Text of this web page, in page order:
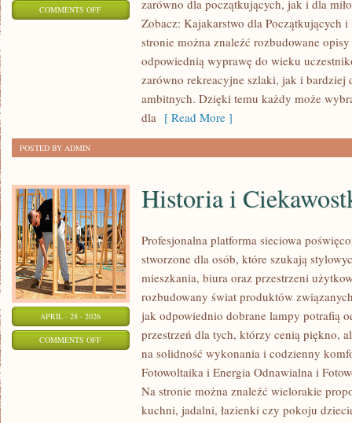
COMMENTS OFFON
EKOPODRÓŻE
zarówno dla początkujących, jak i dla
Zobacz: Kajakarstwo dla Początkujących
stronie można znaleźć rozbudowane
odpowiednią wyprawę do wieku
zarówno rekreacyjne szlaki, jak i bardziej
ambitnych. Dzięki temu każdy może
dla [ Read More ]
POSTED BY ADMIN
APRIL - 28 - 2026
COMMENTS OFFON
CIEKAWOSTKI
Historia i
Profesjonalna platforma sieciowa
stworzone dla osób, które szukają
mieszkania, biura oraz przestrzeni
rozbudowany świat produktów
jak odpowiednio dobrane lampy potrafią
przestrzeń dla tych, którzy cenią piękno,
na solidność wykonania i codzienny
Fotowoltaika i Energia Odnawialna i
Na stronie można znaleźć wielorakie
kuchni, jadalni, łazienki czy pokoju